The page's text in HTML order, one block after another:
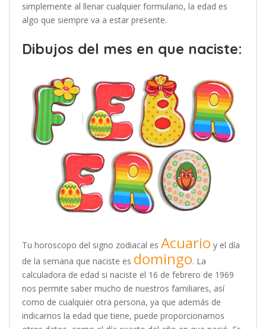
simplemente al llenar cualquier formulario, la edad es
algo que siempre va a estar presente.
Dibujos del mes en que naciste:
Tu horoscopo del signo zodiacal es Acuario y el día
de la semana que naciste es domingo. La
calculadora de edad si naciste el 16 de febrero de 1969
nos permite saber mucho de nuestros familiares, así
como de cualquier otra persona, ya que además de
indicarnos la edad que tiene, puede proporcionarnos